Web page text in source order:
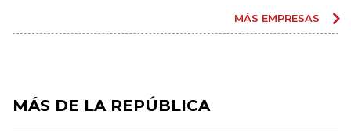
MÁS EMPRESAS
MÁS DE LA REPÚBLICA